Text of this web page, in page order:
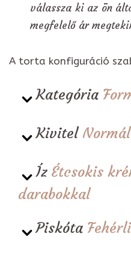
válassza ki az ön
megfelelő ár
A torta konfiguráció
Kategória
Kivitel
Íz Étcsokis
darabokkal
Piskóta